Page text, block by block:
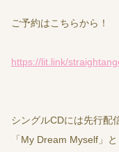
ご予約はこちらから！
https://lit.link/
シングルCDには先行配
「My Dream Myself」